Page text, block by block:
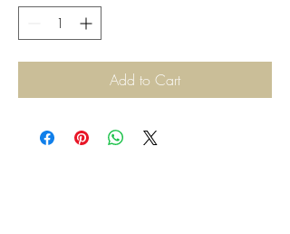
Add to Cart